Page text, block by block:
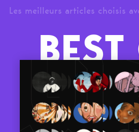
Les meilleurs articles choisis